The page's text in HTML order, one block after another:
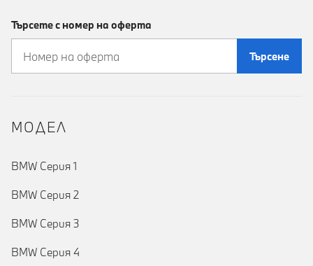
Търсете с номер на оферта
Търсене
MOДЕЛ
BMW Серия 1
BMW Серия 2
BMW Серия 3
BMW Серия 4